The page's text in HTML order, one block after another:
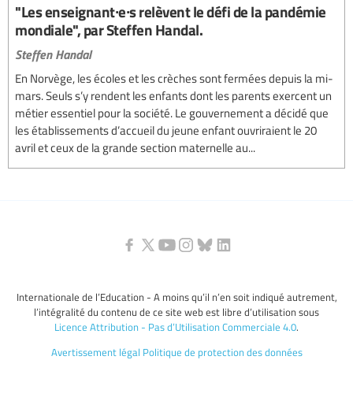
"Les enseignant∙e∙s relèvent le défi de la pandémie
mondiale", par Steffen Handal.
Steffen Handal
En Norvège, les écoles et les crèches sont fermées depuis la mi-
mars. Seuls s’y rendent les enfants dont les parents exercent un
métier essentiel pour la société. Le gouvernement a décidé que
les établissements d’accueil du jeune enfant ouvriraient le 20
avril et ceux de la grande section maternelle au...
Internationale de l’Education - A moins qu’il n’en soit indiqué autrement,
l’intégralité du contenu de ce site web est libre d’utilisation sous
Licence Attribution - Pas d’Utilisation Commerciale 4.0.
Avertissement légal Politique de protection des données